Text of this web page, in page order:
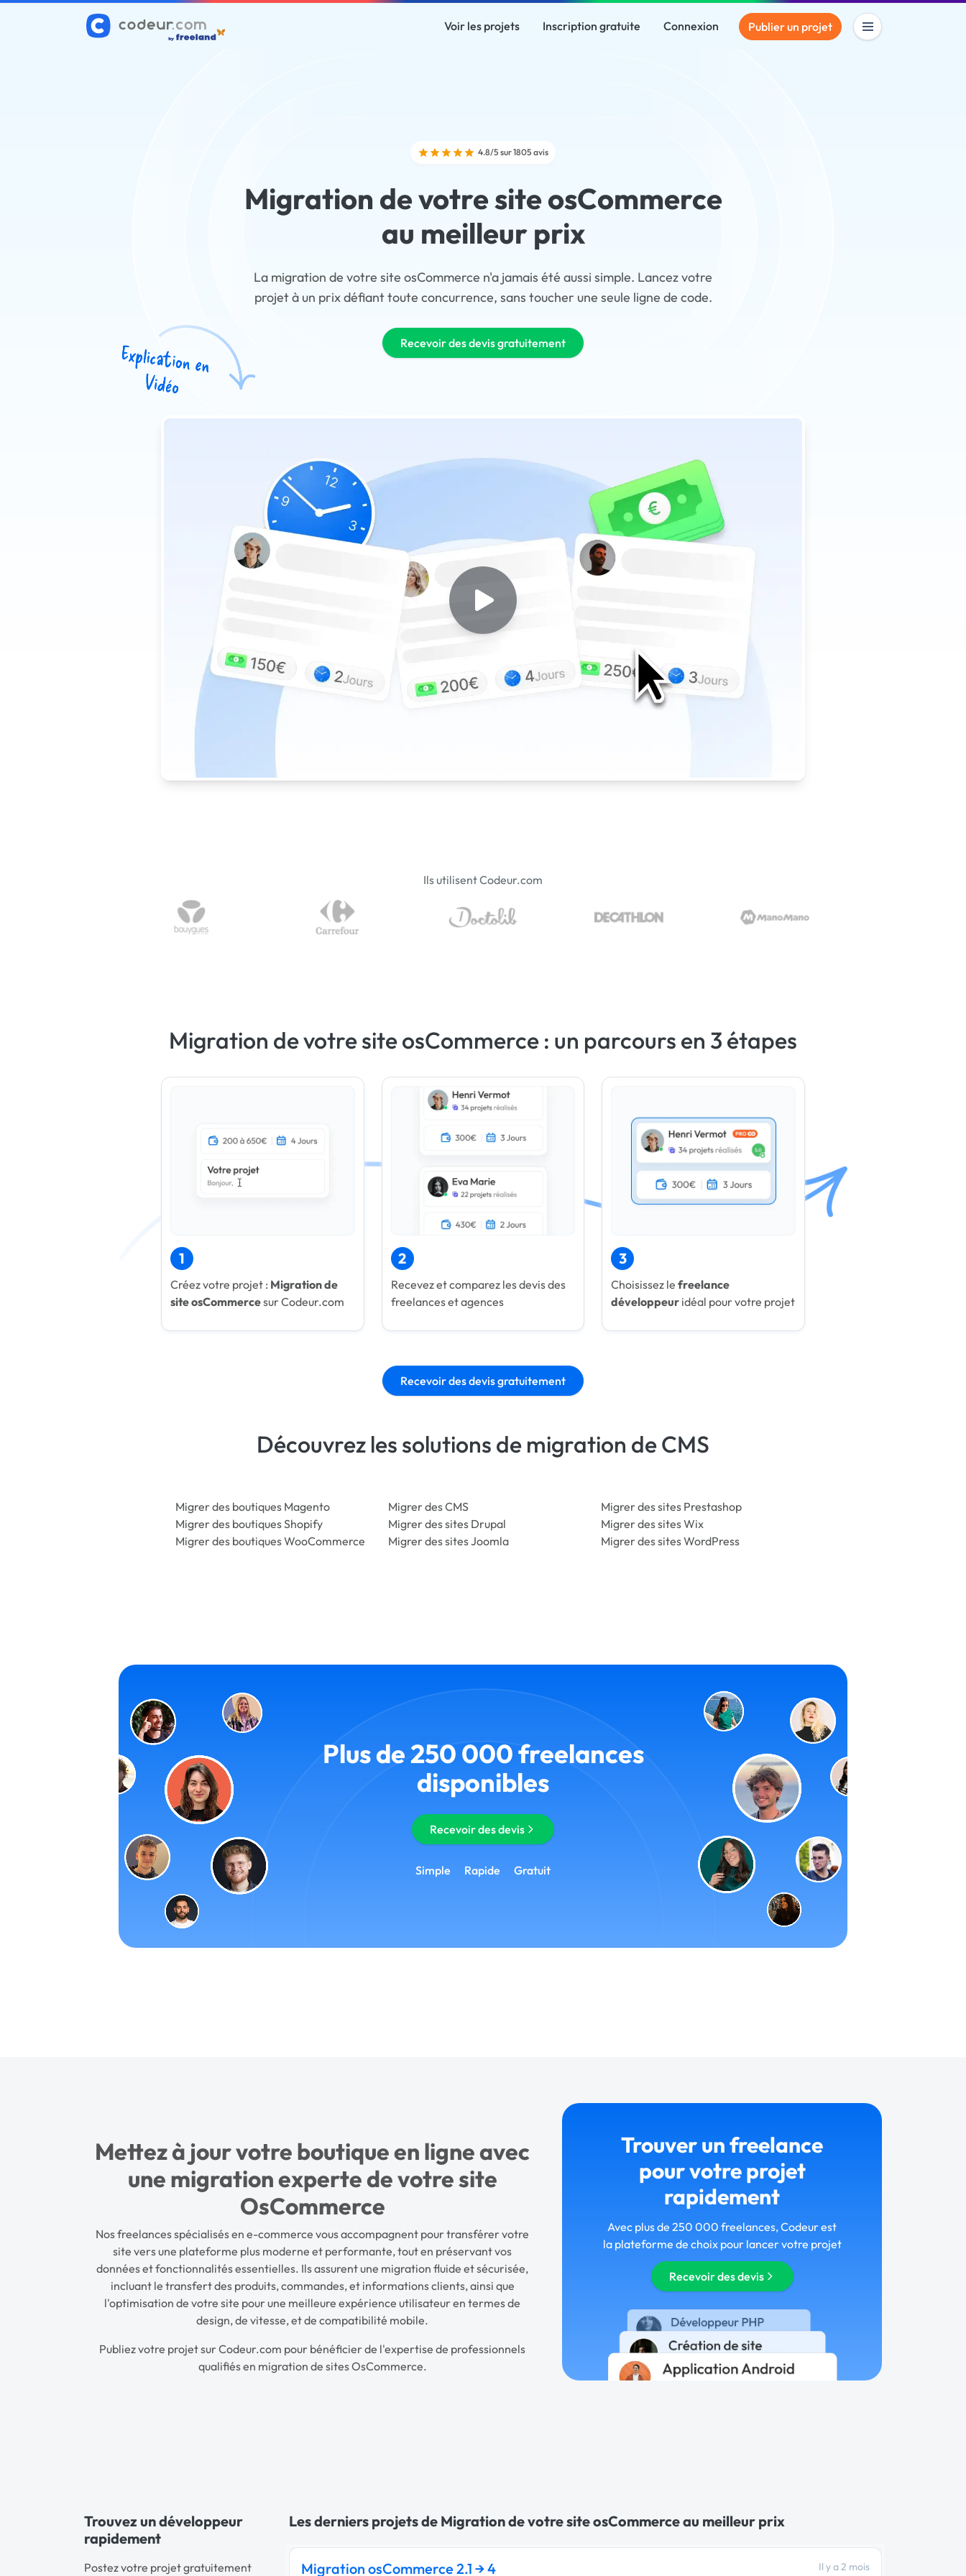
Voir les projets Inscription gratuite Connexion Publier un projet
4.8/5 sur 1805 avis
Migration de votre site osCommerce
au meilleur prix
La migration de votre site osCommerce n'a jamais été aussi simple. Lancez votre
projet à un prix défiant toute concurrence, sans toucher une seule ligne de code.
Recevoir des devis gratuitement
Ils utilisent Codeur.com
Migration de votre site osCommerce : un parcours en 3 étapes
1
Créez votre projet : Migration de
site osCommercesur Codeur.com
2
Recevez et comparez les devis des
freelances et agences
3
Choisissez lefreelance
développeur idéal pour votre projet
Recevoir des devis gratuitement
Découvrez les solutions de migration de CMS
Migrer des boutiques Magento
Migrer des boutiques Shopify
Migrer des boutiques WooCommerce
Migrer des CMS
Migrer des sites Drupal
Migrer des sites Joomla
Migrer des sites Prestashop
Migrer des sites Wix
Migrer des sites WordPress
Plus de 250 000 freelances
disponibles
Recevoir des devis
Simple Rapide Gratuit
Mettez à jour votre boutique en ligne avec
une migration experte de votre site
OsCommerce
Nos freelances spécialisés en e-commerce vous accompagnent pour transférer votre
site vers une plateforme plus moderne et performante, tout en préservant vos
données et fonctionnalités essentielles. Ils assurent une migration fluide et sécurisée,
incluant le transfert des produits, commandes, et informations clients, ainsi que
l'optimisation de votre site pour une meilleure expérience utilisateur en termes de
design, de vitesse, et de compatibilité mobile.
Publiez votre projet sur Codeur.com pour bénéficier de l'expertise de professionnels
qualifiés en migration de sites OsCommerce.
Trouver un freelance
pour votre projet
rapidement
Avec plus de 250 000 freelances, Codeur est
la plateforme de choix pour lancer votre projet
Recevoir des devis
Trouvez un développeur
rapidement
Postez votre projet gratuitement
Les derniers projets de Migration de votre site osCommerce au meilleur prix
Migration osCommerce 2.1 → 4 Il y a 2 mois